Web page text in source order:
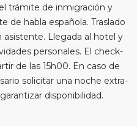
trámite de inmigración y
de habla española. Traslado
asistente. Llegada al hotel y
personales. El check-
de las 15h00. En caso de
solicitar una noche extra-
disponibilidad.